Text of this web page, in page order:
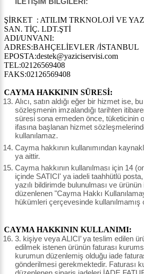
ŞİRKET : ATILIM TRKNOLOJİ VE
SAN. TİÇ. LDT.ŞTİ
ADI/UNVANI:
ADRES:BAHÇELİEVLER /İSTANBUL
EPOSTA:destek@yaziciservisi.com
TEL:02126569408
FAKS:02126569408
CAYMA HAKKININ SÜRESİ:
Alıcı, satın aldığı eğer bir hizmet ise,
sözleşmenin imzalandığı tarihten
süresi sona ermeden önce, tüketicinin
ifasına başlanan hizmet
kullanılamaz.
Cayma hakkının kullanımından
ya aittir.
Cayma hakkının kullanılması için 14
içinde SATICI' ya iadeli taahhütlü
yazılı bildirimde bulunulması ve
düzenlenen "Cayma Hakkı
hükümleri çerçevesinde kullanılmamış
CAYMA HAKKININ KULLANIMI:
3. kişiye veya ALICI’ ya teslim edilen
edilmek istenen ürünün faturası
kurumun düzenlemiş olduğu iade
gönderilmesi gerekmektedir. Faturası